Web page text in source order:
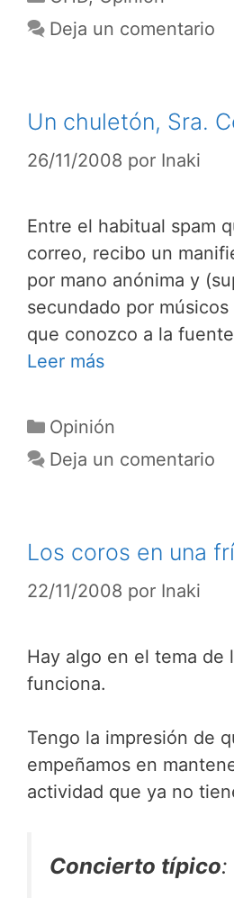
Deja un comentario
Un chuletón, Sra.
26/11/2008 por Inaki
Entre el habitual spam
correo, recibo un
por mano anónima y
secundado por músicos
que conozco a la
Leer más
Categorías
Opinión
Deja un comentario
Los coros en una
22/11/2008 por Inaki
Hay algo en el tema de
funciona.
Tengo la impresión de
empeñamos en
actividad que ya no
Concierto típico: